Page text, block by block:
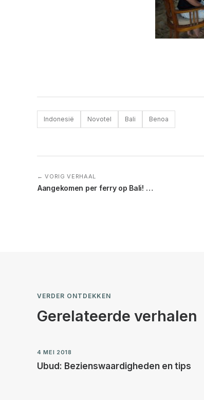
Indonesië Novotel Bali Benoa
← VORIG VERHAAL
Aangekomen per ferry op Bali! …
VERDER ONTDEKKEN
Gerelateerde verhalen
4 MEI 2018
Ubud: Bezienswaardigheden en tips